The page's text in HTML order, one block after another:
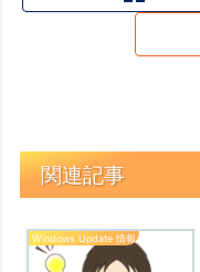
関連記事
Windows Update 情報